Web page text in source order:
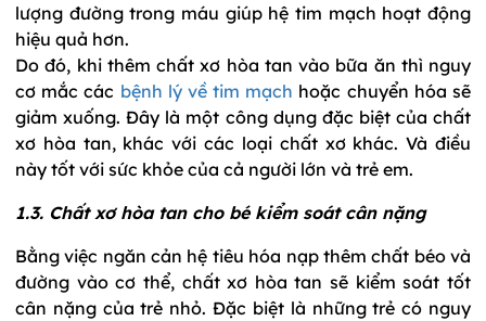
lượng đường trong máu giúp hệ tim mạch hoạt động
hiệu quả hơn.
Do đó, khi thêm chất xơ hòa tan vào bữa ăn thì nguy
cơ mắc các bệnh lý về tim mạch hoặc chuyển hóa sẽ
giảm xuống. Đây là một công dụng đặc biệt của chất
xơ hòa tan, khác với các loại chất xơ khác. Và điều
này tốt với sức khỏe của cả người lớn và trẻ em.
1.3. Chất xơ hòa tan cho bé kiểm soát cân nặng
Bằng việc ngăn cản hệ tiêu hóa nạp thêm chất béo và
đường vào cơ thể, chất xơ hòa tan sẽ kiểm soát tốt
cân nặng của trẻ nhỏ. Đặc biệt là những trẻ có nguy